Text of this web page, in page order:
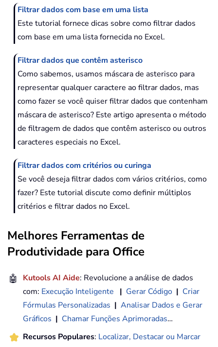
Filtrar dados com base em uma lista
Este tutorial fornece dicas sobre como filtrar dados
com base em uma lista fornecida no Excel.
Filtrar dados que contêm asterisco
Como sabemos, usamos máscara de asterisco para
representar qualquer caractere ao filtrar dados, mas
como fazer se você quiser filtrar dados que contenham
máscara de asterisco? Este artigo apresenta o método
de filtragem de dados que contêm asterisco ou outros
caracteres especiais no Excel.
Filtrar dados com critérios ou curinga
Se você deseja filtrar dados com vários critérios, como
fazer? Este tutorial discute como definir múltiplos
critérios e filtrar dados no Excel.
Melhores Ferramentas de
Produtividade para Office
🤖 Kutools AI Aide: Revolucione a análise de dados
com: Execução Inteligente | Gerar Código | Criar
Fórmulas Personalizadas | Analisar Dados e Gerar
Gráficos | Chamar Funções Aprimoradas…
Recursos Populares: Localizar, Destacar ou Marcar